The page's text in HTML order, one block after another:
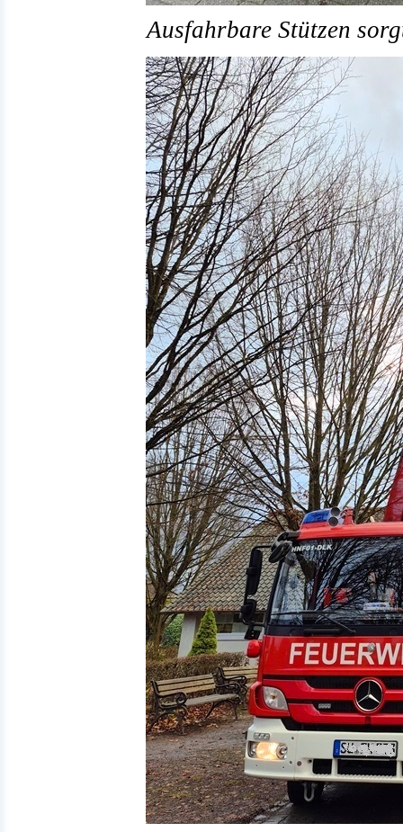
Ausfahrbare Stützen